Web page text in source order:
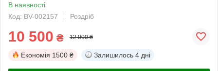
В наявності
Код: BV-002157
Роздріб
10 500 ₴ 12 000 ₴
Економія 1500 ₴ Залишилось 4 дні